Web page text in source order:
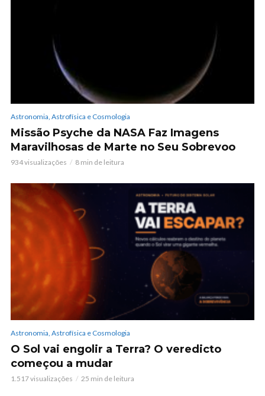
Astronomia, Astrofísica e Cosmologia
Missão Psyche da NASA Faz Imagens
Maravilhosas de Marte no Seu Sobrevoo
934 visualizações 8 min de leitura
Astronomia, Astrofísica e Cosmologia
O Sol vai engolir a Terra? O veredicto
começou a mudar
1.517 visualizações 25 min de leitura